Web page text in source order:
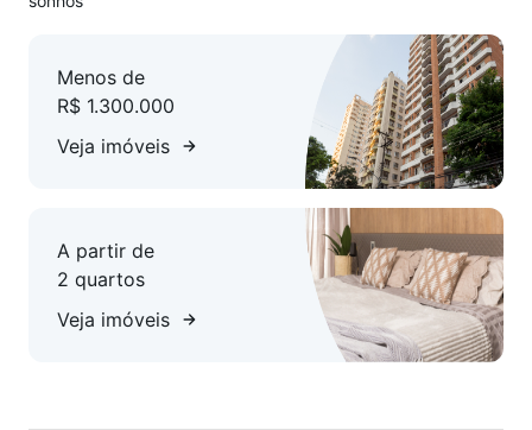
*Preços e condições de pagamento são orientativos e
poderão sofrer alterações, não refletindo às condições de
pagamentos vigentes. A unidade apresentada poderá
contato conosco para mais informações.
Menos de
R$ 1.300.000
Veja imóveis
A partir de
2 quartos
Veja imóveis